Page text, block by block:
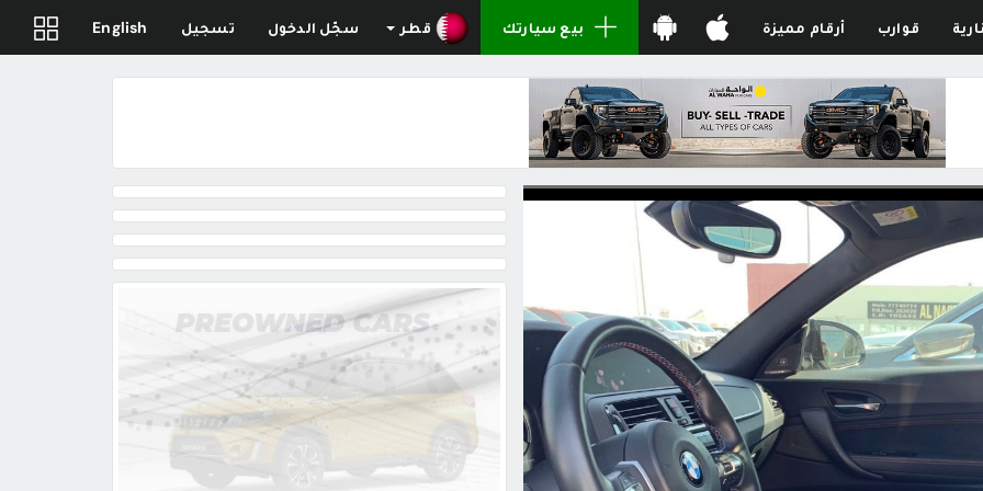
قوارب أرقام مميزة بيع سيارتك قطر سجّل الدخول تسجيل English